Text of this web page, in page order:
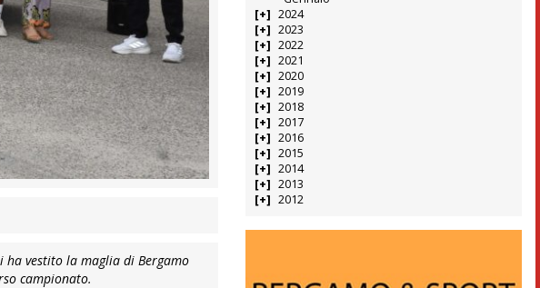
ha vestito la maglia di Bergamo
campionato.
2024
2023
2022
2021
2020
2019
2018
2017
2016
2015
2014
2013
2012